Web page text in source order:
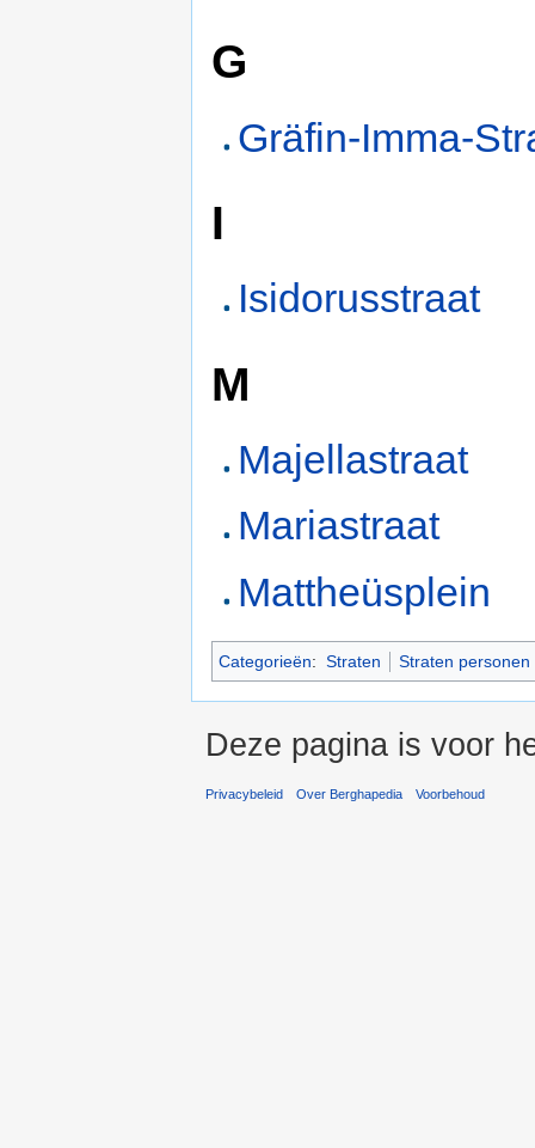
G
Gräfin-Imma-
I
Isidorusstraat
M
Majellastraat
Mariastraat
Mattheüsplein
Categorieën: Straten Straten personen
Deze pagina is voor
Privacybeleid Over Berghapedia Voorbehoud